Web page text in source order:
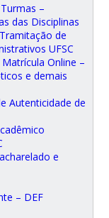
–
das Disciplinas
de
UFSC
Online –
e demais
Autenticidade de
e
– DEF